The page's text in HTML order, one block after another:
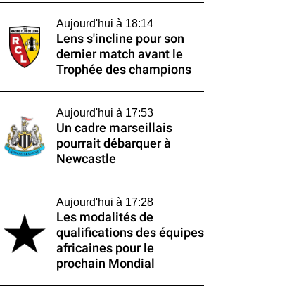
Aujourd'hui à 18:14
Lens s'incline pour son
dernier match avant le
Trophée des champions
Aujourd'hui à 17:53
Un cadre marseillais
pourrait débarquer à
Newcastle
Aujourd'hui à 17:28
Les modalités de
qualifications des équipes
africaines pour le
prochain Mondial